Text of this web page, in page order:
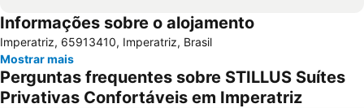
Informações sobre o alojamento
Imperatriz, 65913410, Imperatriz, Brasil
Mostrar mais
Perguntas frequentes sobre STILLUS Suítes
Privativas Confortáveis em Imperatriz